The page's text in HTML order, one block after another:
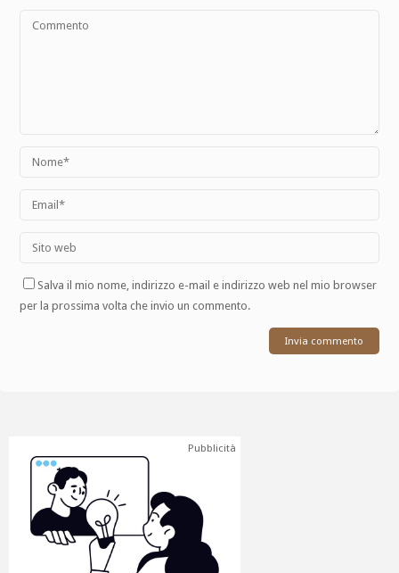
Salva il mio nome, indirizzo e-mail e indirizzo web nel mio browser
per la prossima volta che invio un commento.
Pubblicità